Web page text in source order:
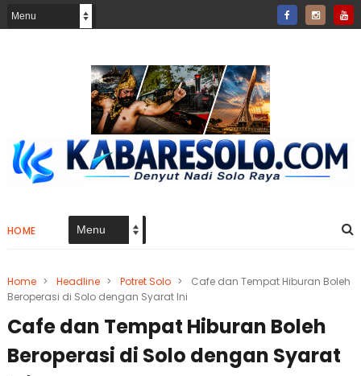
HOME
Home > Headline > Potret Solo >
Cafe dan Tempat Hiburan Boleh
Beroperasi di Solo dengan Syarat Ini
Cafe dan Tempat Hiburan Boleh
Beroperasi di Solo dengan Syarat